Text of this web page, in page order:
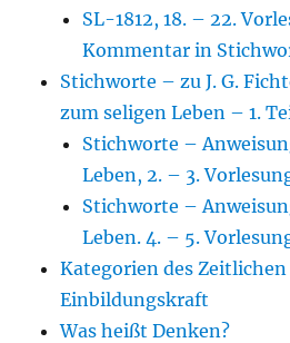
SL-1812, 18. – 22.
Kommentar in
Stichworte – zu J. G.
zum seligen Leben – 1.
Stichworte –
Leben, 2. – 3.
Stichworte –
Leben. 4. – 5.
Kategorien des
Einbildungskraft
Was heißt Denken?